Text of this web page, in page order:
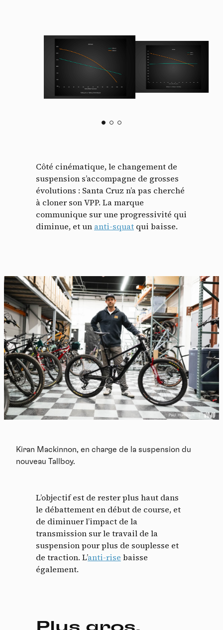
Côté cinématique, le changement de
suspension s’accompagne de grosses
évolutions : Santa Cruz n’a pas cherché
à cloner son VPP. La marque
communique sur une progressivité qui
diminue, et un anti-squat qui baisse.
Kiran Mackinnon, en charge de la suspension du
nouveau Tallboy.
L’objectif est de rester plus haut dans
le débattement en début de course, et
de diminuer l’impact de la
transmission sur le travail de la
suspension pour plus de souplesse et
de traction. L’anti-rise baisse
également.
Plus gros,
Panneau de gestion des
cookies
En autorisant ces services tiers, vous acceptez le dépôt et la